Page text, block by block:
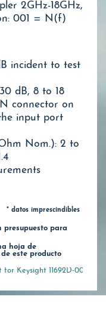
2GHz-18GHz,
001 = N(f)
incident to test
dB, 8 to 18
connector on
input port
Nom.): 2 to
* datos imprescindibles
presupuesto para
hoja de
este producto
Keysight 11692D-001